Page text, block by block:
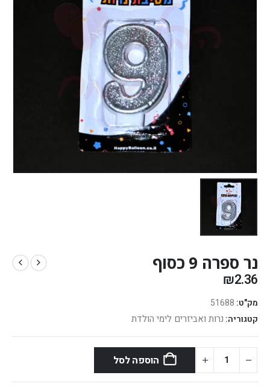
נר ספרה 9 כסוף
₪2.36
מק"ט: 51688
קטגוריה: נרות ואביזרים לימי הולדת
הוספה לסל